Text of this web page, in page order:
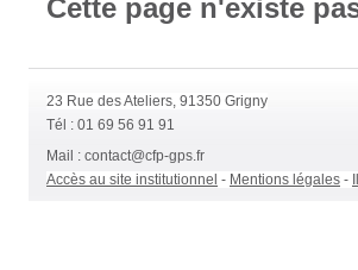
Cette page n'existe
23 Rue des Ateliers, 91350 Grigny
Tél : 01 69 56 91 91
Mail : contact@cfp-gps.fr
Accès au site institutionnel - Mentions légales -